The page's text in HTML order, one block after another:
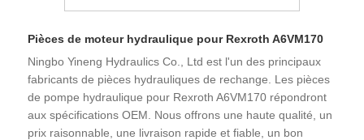
Pièces de moteur hydraulique pour Rexroth A6VM170
Ningbo Yineng Hydraulics Co., Ltd est l'un des principaux
fabricants de pièces hydrauliques de rechange. Les pièces
de pompe hydraulique pour Rexroth A6VM170 répondront
aux spécifications OEM. Nous offrons une haute qualité, un
prix raisonnable, une livraison rapide et fiable, un bon